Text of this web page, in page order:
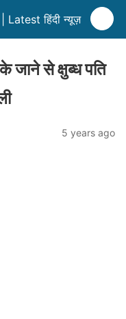
हिंदी न्यूज़
से क्षुब्ध पति
5 years ago